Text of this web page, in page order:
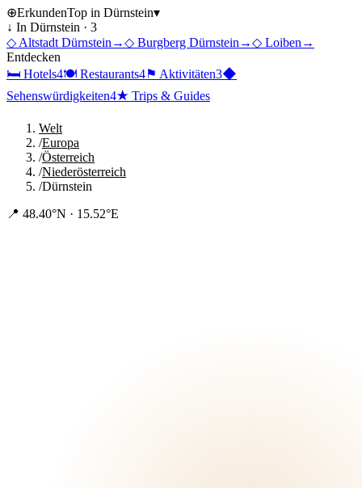
⊕ErkundenTop in Dürnstein▾
↓ In Dürnstein · 3
◇ Altstadt Dürnstein →◇ Burgberg Dürnstein →◇ Loiben →
Entdecken
🛏 Hotels4🍽 Restaurants4⚑ Aktivitäten3◆
Sehenswürdigkeiten4★ Trips & Guides
Welt
/Europa
/Österreich
/Niederösterreich
/Dürnstein
📍 48.40°N · 15.52°E